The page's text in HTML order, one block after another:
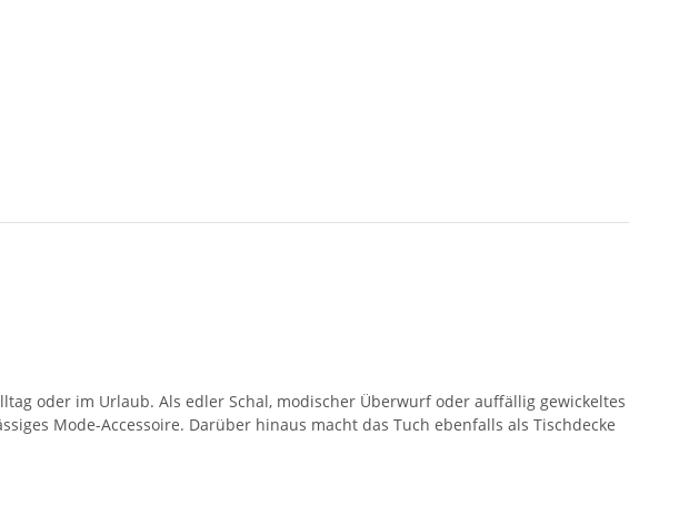
oder im Urlaub. Als edler Schal, modischer Überwurf oder auffällig gewickeltes
Mode-Accessoire. Darüber hinaus macht das Tuch ebenfalls als Tischdecke